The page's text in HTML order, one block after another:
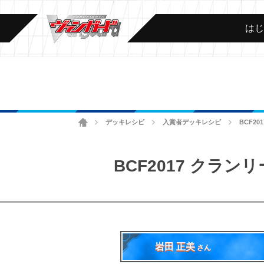
は
ホームデッキレシピ 入賞者デッキレシピ
BCF2017 クラン
岩田 正美 さん